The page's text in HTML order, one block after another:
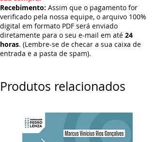
Recebimento: Assim que o pagamento for
verificado pela nossa equipe, o arquivo 100%
digital em formato PDF será enviado
diretamente para o seu e-mail em até 24
horas. (Lembre-se de checar a sua caixa de
entrada e a pasta de spam).
Produtos relacionados